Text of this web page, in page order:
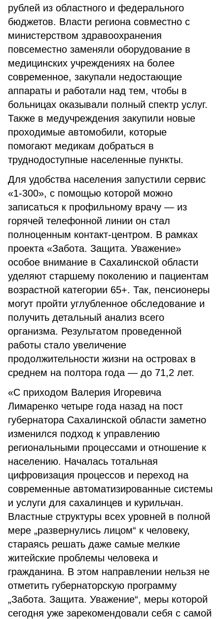
рублей из областного и федерального
бюджетов. Власти региона совместно с
министерством здравоохранения
повсеместно заменяли оборудование в
медицинских учреждениях на более
современное, закупали недостающие
аппараты и работали над тем, чтобы в
больницах оказывали полный спектр услуг.
Также в медучреждения закупили новые
проходимые автомобили, которые
помогают медикам добраться в
труднодоступные населенные пункты.
Для удобства населения запустили сервис
«1-300», с помощью которой можно
записаться к профильному врачу — из
горячей телефонной линии он стал
полноценным контакт-центром. В рамках
проекта «Забота. Защита. Уважение»
особое внимание в Сахалинской области
уделяют старшему поколению и пациентам
возрастной категории 65+. Так, пенсионеры
могут пройти углубленное обследование и
получить детальный анализ всего
организма. Результатом проведенной
работы стало увеличение
продолжительности жизни на островах в
среднем на полтора года — до 71,2 лет.
«С приходом Валерия Игоревича
Лимаренко четыре года назад на пост
губернатора Сахалинской области заметно
изменился подход к управлению
региональными процессами и отношение к
населению. Началась тотальная
цифровизация процессов и переход на
современные автоматизированные системы
и услуги для сахалинцев и курильчан.
Властные структуры всех уровней в полной
мере „развернулись лицом“ к человеку,
стараясь решать даже самые мелкие
житейские проблемы человека и
гражданина. В этом направлении нельзя не
отметить губернаторскую программу
„Забота. Защита. Уважение“, меры которой
сегодня уже зарекомендовали себя с самой